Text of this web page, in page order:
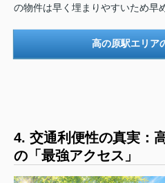
の物件は早く埋まりやすいため早
高の原駅エリア
4. 交通利便性の真実：
の「最強アクセス」